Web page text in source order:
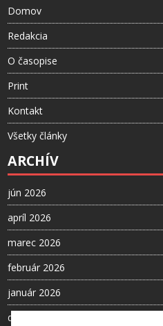
Domov
Redakcia
O časopise
Print
Kontakt
Všetky články
ARCHÍV
jún 2026
apríl 2026
marec 2026
február 2026
január 2026
december 2025